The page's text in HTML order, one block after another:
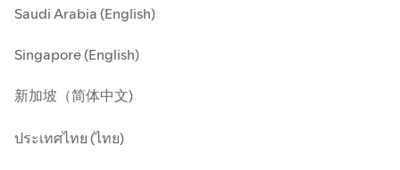
Saudi Arabia (English)
Singapore (English)
新加坡（简体中文)
ประเทศไทย (ไทย)